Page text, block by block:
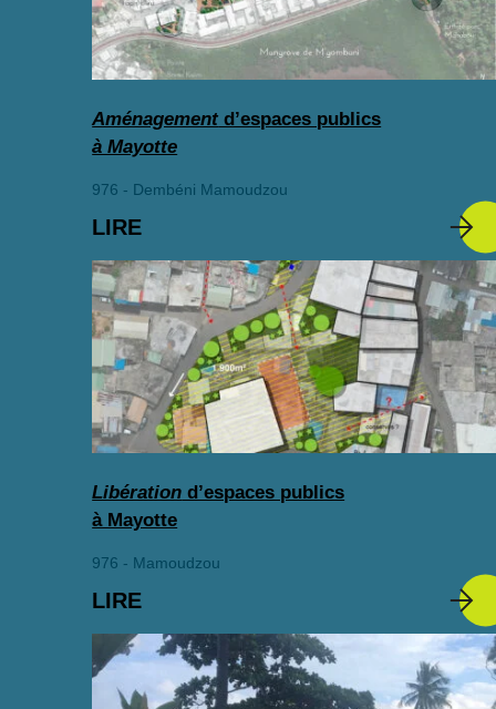
Aménagement d’espaces publics
à Mayotte
976 - Dembéni Mamoudzou
LIRE
Libération d’espaces publics
à Mayotte
976 - Mamoudzou
LIRE